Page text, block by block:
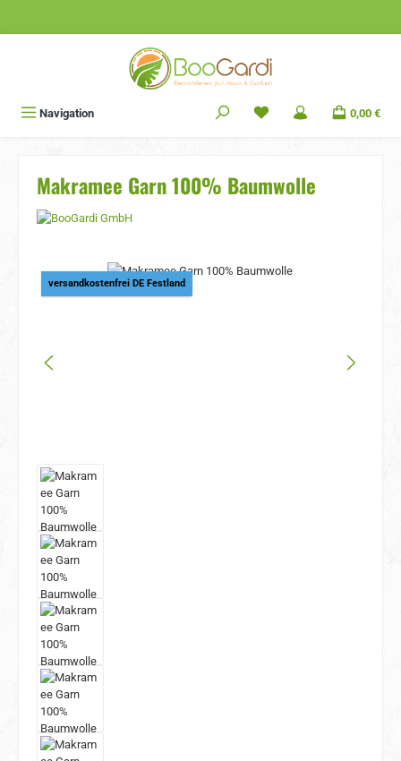
Navigation 0,00 €
Makramee Garn 100% Baumwolle
Bildergalerie überspringen
versandkostenfrei DE Festland